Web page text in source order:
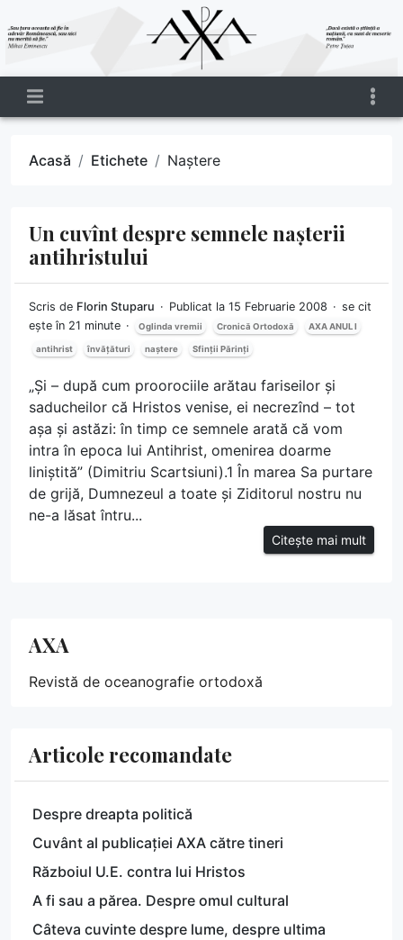
Acasă Etichete Naștere
Un cuvînt despre semnele nașterii
antihristului
Scris de Florin Stuparu Publicat la 15 Februarie 2008
se cit
ește în 21 minute
Oglinda vremii Cronică Ortodoxă AXA ANUL I
antihrist învățături naștere Sfinții Părinți
„Și – după cum proorociile arătau fariseilor și
saducheilor că Hristos venise, ei necrezînd – tot
așa și astăzi: în timp ce semnele arată că vom
intra în epoca lui Antihrist, omenirea doarme
liniștită” (Dimitriu Scartsiuni).1 În marea Sa purtare
de grijă, Dumnezeul a toate și Ziditorul nostru nu
ne-a lăsat întru...
Citește mai mult
AXA
Revistă de oceanografie ortodoxă
Articole recomandate
Despre dreapta politică
Cuvânt al publicației AXA către tineri
Războiul U.E. contra lui Hristos
A fi sau a părea. Despre omul cultural
Câteva cuvinte despre lume, despre ultima